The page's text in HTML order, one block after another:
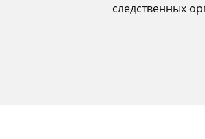
следственных